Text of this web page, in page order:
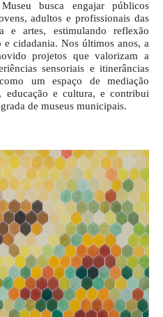
busca engajar públicos
adultos e profissionais das
e artes, estimulando reflexão
cidadania. Nos últimos anos, a
projetos que valorizam a
sensoriais e itinerâncias
um espaço de mediação
educação e cultura, e contribui
de museus municipais.